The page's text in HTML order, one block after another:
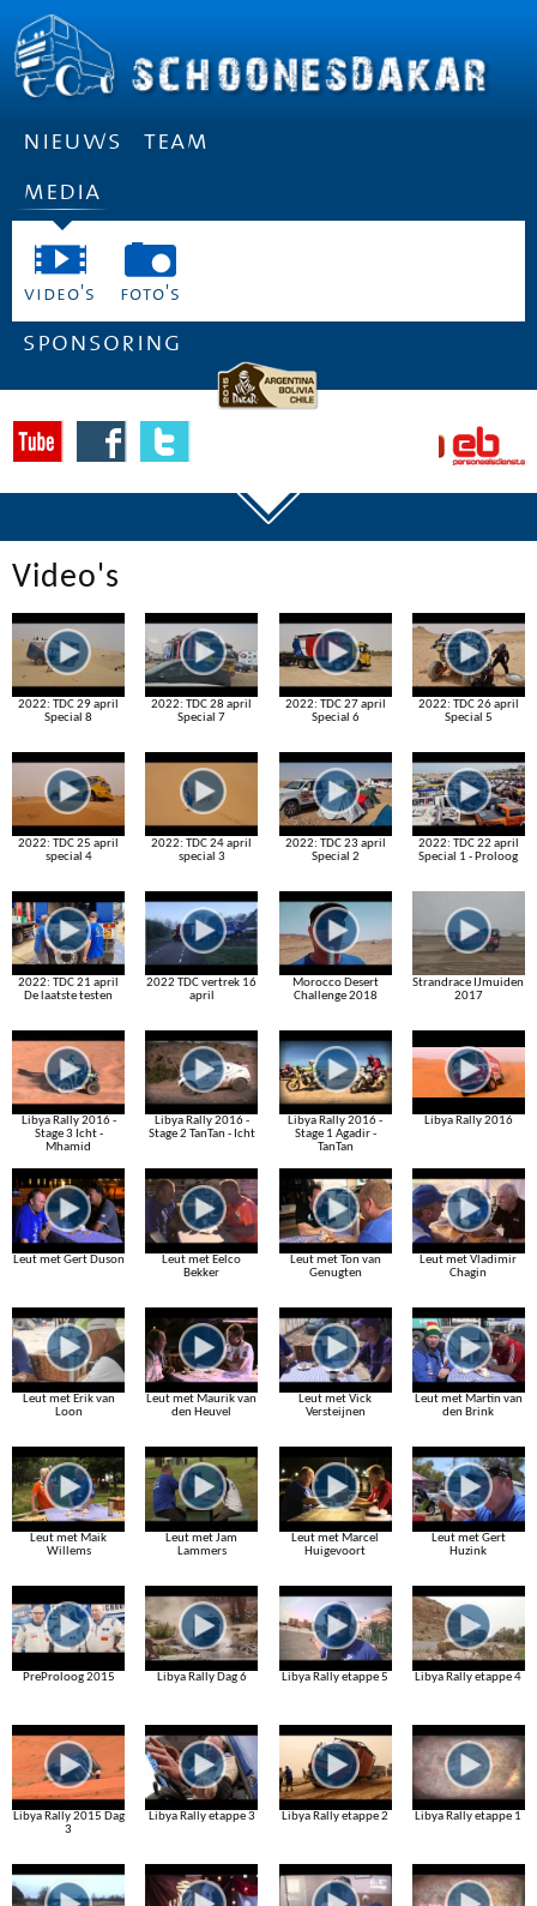
nieuws
team
media
video's foto's
sponsoring
Video's
2022: TDC 29 april
Special 8
2022: TDC 28 april
Special 7
2022: TDC 27 april
Special 6
2022: TDC 26 april
Special 5
2022: TDC 25 april
special 4
2022: TDC 24 april
special 3
2022: TDC 23 april
Special 2
2022: TDC 22 april
Special 1 - Proloog
2022: TDC 21 april
De laatste testen
2022 TDC vertrek 16
april
Morocco Desert
Challenge 2018
Strandrace IJmuiden
2017
Libya Rally 2016 -
Stage 3 Icht -
Mhamid
Libya Rally 2016 -
Stage 2 TanTan - Icht
Libya Rally 2016 -
Stage 1 Agadir -
TanTan
Libya Rally 2016
Leut met Gert Duson
Leut met Eelco
Bekker
Leut met Ton van
Genugten
Leut met Vladimir
Chagin
Leut met Erik van
Loon
Leut met Maurik van
den Heuvel
Leut met Vick
Versteijnen
Leut met Martin van
den Brink
Leut met Maik
Willems
Leut met Jam
Lammers
Leut met Marcel
Huigevoort
Leut met Gert
Huzink
PreProloog 2015 Libya Rally Dag 6 Libya Rally etappe 5 Libya Rally etappe 4
Libya Rally 2015 Dag
3
Libya Rally etappe 3 Libya Rally etappe 2 Libya Rally etappe 1